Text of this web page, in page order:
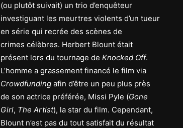
(ou plutôt suivait) un trio d’enquêteur
investiguant les meurtres violents d’un tueur
en série qui recrée des scènes de
crimes célèbres. Herbert Blount était
présent lors du tournage de Knocked Off.
L’homme a grassement financé le film via
Crowdfunding afin d’être un peu plus près
de son actrice préférée, Missi Pyle (Gone
Girl, The Artist), la star du film. Cependant,
Blount n’est pas du tout satisfait du résultat